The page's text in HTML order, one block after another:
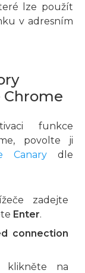
lze použít
v adresním
Chrome
funkce
povolte ji
Canary dle
zadejte
Enter.
connection
klikněte na